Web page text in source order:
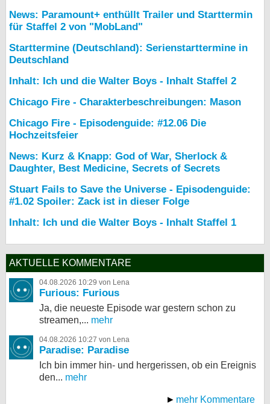
News: Paramount+ enthüllt Trailer und Starttermin
für Staffel 2 von "MobLand"
Starttermine (Deutschland): Serienstarttermine in
Deutschland
Inhalt: Ich und die Walter Boys - Inhalt Staffel 2
Chicago Fire - Charakterbeschreibungen: Mason
Chicago Fire - Episodenguide: #12.06 Die
Hochzeitsfeier
News: Kurz & Knapp: God of War, Sherlock &
Daughter, Best Medicine, Secrets of Secrets
Stuart Fails to Save the Universe - Episodenguide:
#1.02 Spoiler: Zack ist in dieser Folge
Inhalt: Ich und die Walter Boys - Inhalt Staffel 1
AKTUELLE KOMMENTARE
04.08.2026 10:29 von Lena
Furious: Furious
Ja, die neueste Episode war gestern schon zu
streamen,... mehr
04.08.2026 10:27 von Lena
Paradise: Paradise
Ich bin immer hin- und hergerissen, ob ein Ereignis
den... mehr
mehr Kommentare